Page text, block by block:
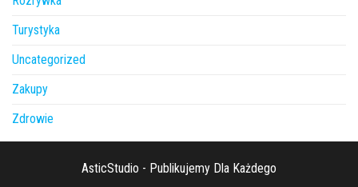
Turystyka
Uncategorized
Zakupy
Zdrowie
AsticStudio - Publikujemy Dla Każdego